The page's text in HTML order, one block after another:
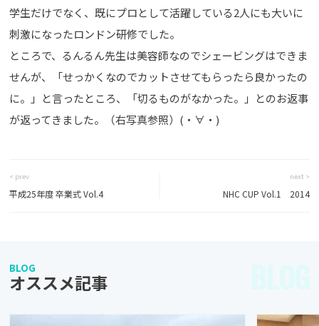
学生だけでなく、既にプロとして活躍している2人にも大いに
刺激になったロンドン研修でした。
ところで、るんるん先生は美容師なのでシェービングはできま
せんが、「せっかくなのでカットさせてもらったら良かったの
に。」と言ったところ、「切るものがなかった。」とのお返事
が返ってきました。（右写真参照）(・∀・)
< prev
平成25年度 卒業式 Vol.4
next >
NHC CUP Vol.1 2014
BLOG
オススメ記事